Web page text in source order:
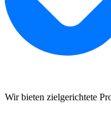
Wir bieten zielgerichtete